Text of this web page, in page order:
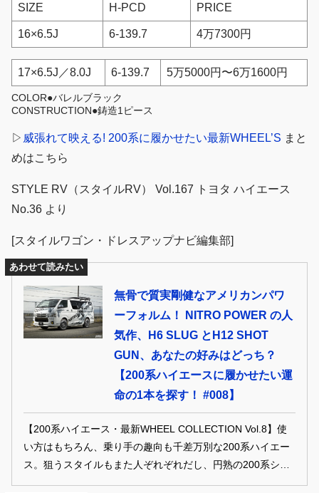
SIZE H-PCD PRICE
16×6.5J 6-139.7 4万7300円
17×6.5J／8.0J 6-139.7 5万5000円〜6万1600円
COLOR●バレルブラック
CONSTRUCTION●鋳造1ピース
▷ 威張れて映える! 200系に履かせたい最新WHEEL’S まと
めはこちら
STYLE RV（スタイルRV） Vol.167 トヨタ ハイエース
No.36 より
[スタイルワゴン・ドレスアップナビ編集部]
あわせて読みたい
無骨で質実剛健なアメリカンパワ
ーフォルム！ NITRO POWER の人
気作、H6 SLUG とH12 SHOT
GUN、あなたの好みはどっち？
【200系ハイエースに履かせたい運
命の1本を探す！ #008】
【200系ハイエース・最新WHEEL COLLECTION Vol.8】使
い方はもちろん、乗り手の趣向も千差万別な200系ハイエー
ス。狙うスタイルもまた人ぞれぞれだし、円熟の200系シー